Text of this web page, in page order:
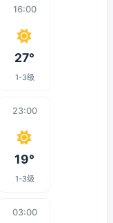
16:00
27°
1-3级
23:00
19°
1-3级
03:00